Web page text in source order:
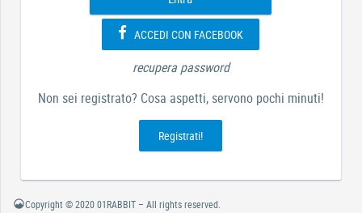
ACCEDI CON FACEBOOK
recupera password
Non sei registrato? Cosa aspetti, servono pochi minuti!
Registrati!
Copyright © 2020 01RABBIT – All rights reserved.